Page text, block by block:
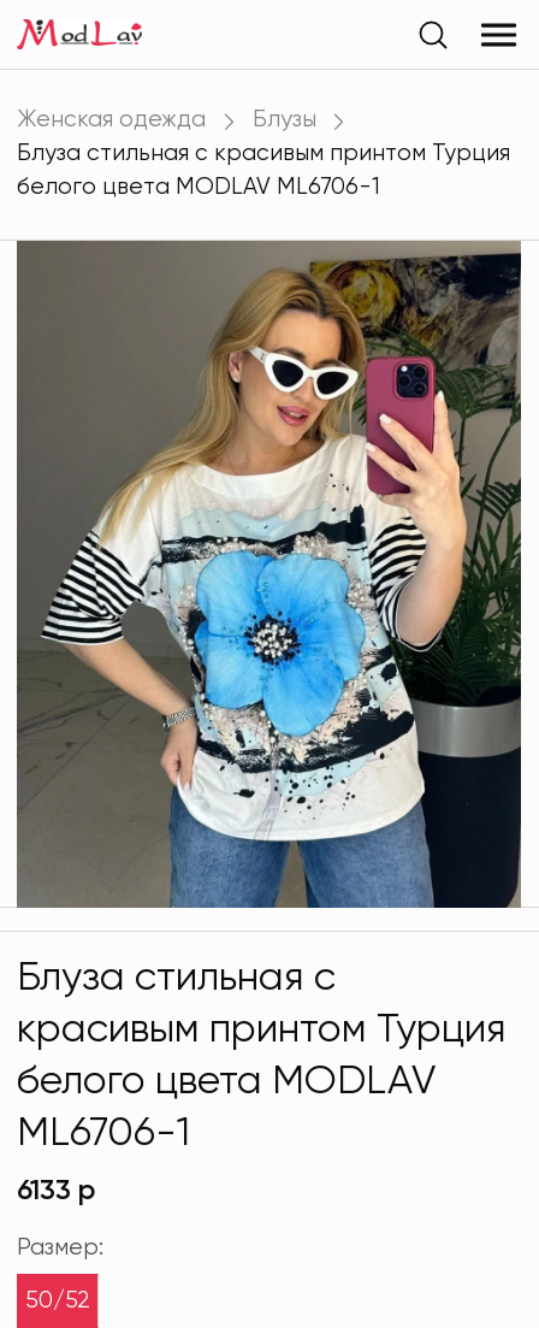
Женская одежда
Блузы
Блуза стильная с красивым принтом Турция
белого цвета MODLAV ML6706-1
Блуза стильная с
красивым принтом Турция
белого цвета MODLAV
ML6706-1
6133 р
Размер:
50/52